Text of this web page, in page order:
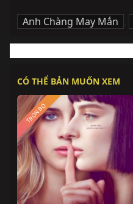
Anh Chàng May Mắn ,
CÓ THỂ BẢN MUỐN XEM
TRỌN BỘ